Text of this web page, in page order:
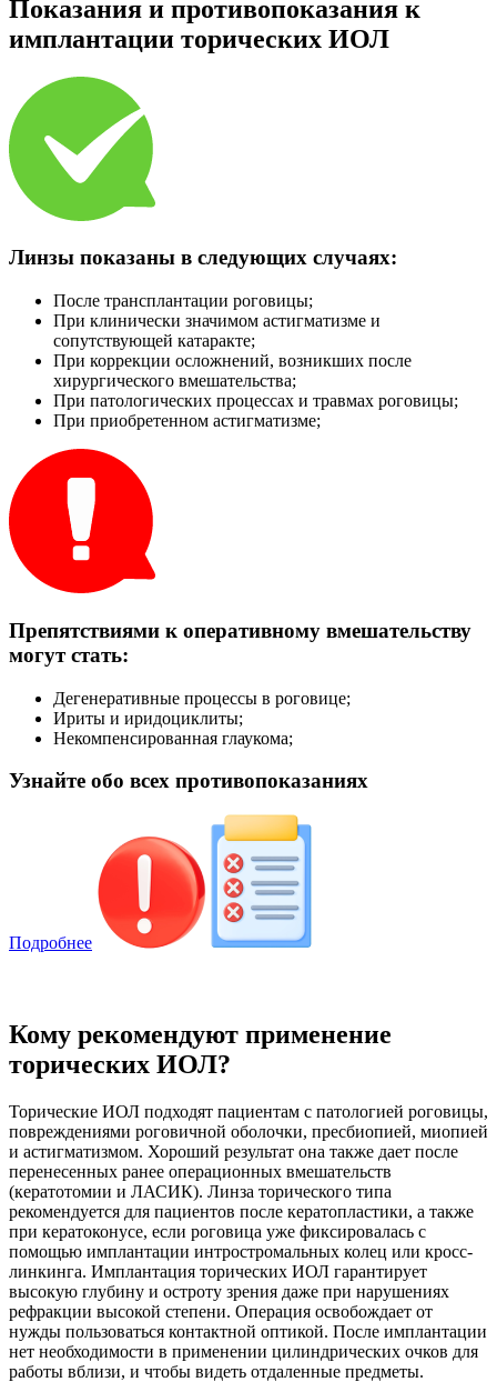
Показания и противопоказания к
имплантации торических ИОЛ
Линзы показаны в следующих случаях:
После трансплантации роговицы;
При клинически значимом астигматизме и
сопутствующей катаракте;
При коррекции осложнений, возникших после
хирургического вмешательства;
При патологических процессах и травмах роговицы;
При приобретенном астигматизме;
Препятствиями к оперативному вмешательству
могут стать:
Дегенеративные процессы в роговице;
Ириты и иридоциклиты;
Некомпенсированная глаукома;
Узнайте обо всех противопоказаниях
Подробнее
Кому рекомендуют применение
торических ИОЛ?
Торические ИОЛ подходят пациентам с патологией роговицы,
повреждениями роговичной оболочки, пресбиопией, миопией
и астигматизмом. Хороший результат она также дает после
перенесенных ранее операционных вмешательств
(кератотомии и ЛАСИК). Линза торического типа
рекомендуется для пациентов после кератопластики, а также
при кератоконусе, если роговица уже фиксировалась с
помощью имплантации интростромальных колец или кросс-
линкинга. Имплантация торических ИОЛ гарантирует
высокую глубину и остроту зрения даже при нарушениях
рефракции высокой степени. Операция освобождает от
нужды пользоваться контактной оптикой. После имплантации
нет необходимости в применении цилиндрических очков для
работы вблизи, и чтобы видеть отдаленные предметы.